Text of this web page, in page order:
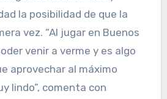
la posibilidad de que la
vez. “Al jugar en Buenos
venir a verme y es algo
aprovechar al máximo
lindo”, comenta con